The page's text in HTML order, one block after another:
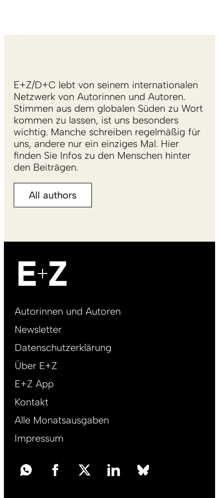
E+Z/D+C lebt von seinem internationalen
Netzwerk von Autorinnen und Autoren.
Stimmen aus dem globalen Süden zu Wort
kommen zu lassen, ist uns besonders
wichtig. Manche schreiben regelmäßig für
uns, andere nur ein einziges Mal. Hier
finden Sie Infos zu den Menschen hinter
den Beiträgen.
All authors
Footer
DE
Autorinnen und Autoren
Newsletter
Datenschutzerklärung
Über E+Z
E+Z App
Kontakt
Alle Monatsausgaben
Impressum